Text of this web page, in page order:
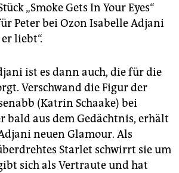
„Smoke Gets In Your Eyes“
Peter bei Ozon Isabelle Adjani
liebt“.
ist es dann auch, die für die
Verschwand die Figur der
(Katrin Schaake) bei
bald aus dem Gedächtnis, erhält
neuen Glamour. Als
Starlet schwirrt sie um
sich als Vertraute und hat